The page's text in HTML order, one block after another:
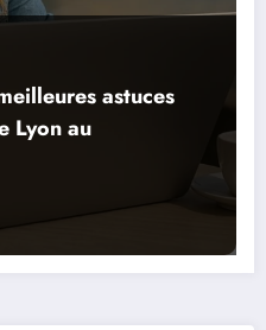
astuces
Lyon au